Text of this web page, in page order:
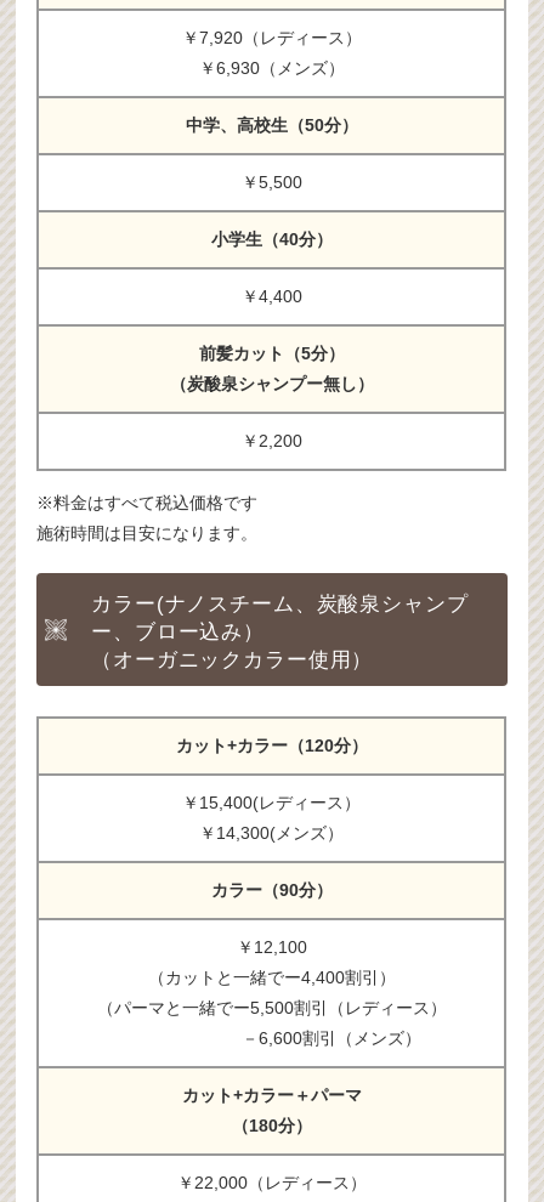
￥7,920（レディース）
￥6,930（メンズ）
中学、高校生（50分）
￥5,500
小学生（40分）
￥4,400
前髪カット（5分）
（炭酸泉シャンプー無し）
￥2,200
※料金はすべて税込価格です
施術時間は目安になります。
カラー(ナノスチーム、炭酸泉シャンプ
ー、ブロー込み）
（オーガニックカラー使用）
カット+カラー（120分）
￥15,400(レディース）
￥14,300(メンズ）
カラー（90分）
￥12,100
（カットと一緒でー4,400割引）
（パーマと一緒でー5,500割引（レディース）
－6,600割引（メンズ）
カット+カラー＋パーマ
（180分）
￥22,000（レディース）